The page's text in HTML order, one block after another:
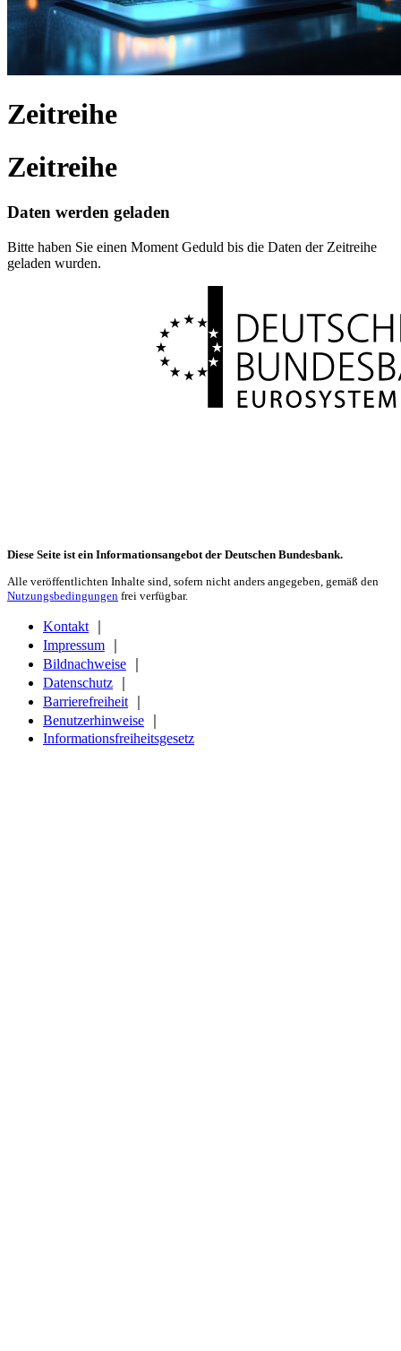
Zeitreihe
Zeitreihe
Daten werden geladen
Bitte haben Sie einen Moment Geduld bis die Daten der Zeitreihe
geladen wurden.
Diese Seite ist ein Informationsangebot der Deutschen Bundesbank.
Alle veröffentlichten Inhalte sind, sofern nicht anders angegeben, gemäß den
Nutzungsbedingungen frei verfügbar.
Kontakt
Impressum
Bildnachweise
Datenschutz
Barrierefreiheit
Benutzerhinweise
Informationsfreiheitsgesetz